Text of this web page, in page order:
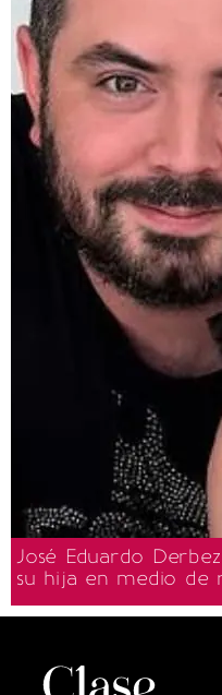
José Eduardo
su hija en medio de